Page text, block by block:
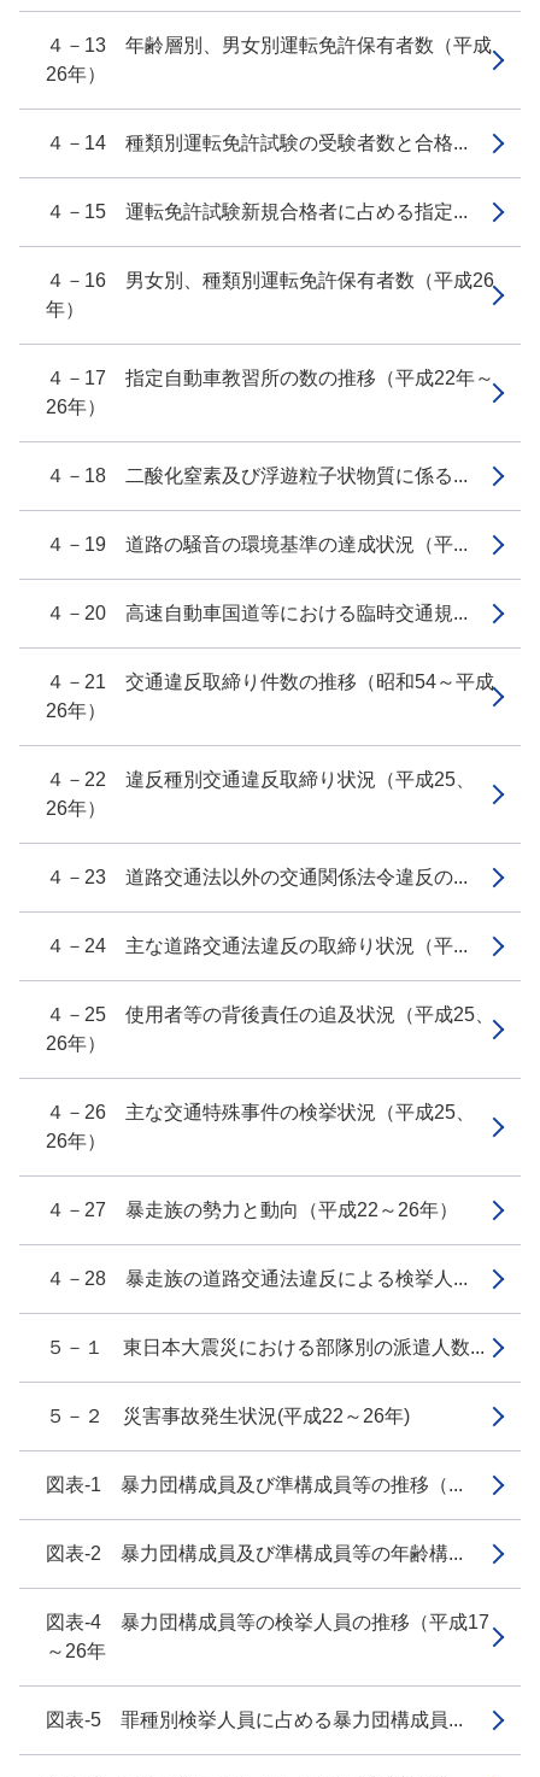
４－13 年齢層別、男女別運転免許保有者数（平成
26年）
４－14 種類別運転免許試験の受験者数と合格...
４－15 運転免許試験新規合格者に占める指定...
４－16 男女別、種類別運転免許保有者数（平成26
年）
４－17 指定自動車教習所の数の推移（平成22年～
26年）
４－18 二酸化窒素及び浮遊粒子状物質に係る...
４－19 道路の騒音の環境基準の達成状況（平...
４－20 高速自動車国道等における臨時交通規...
４－21 交通違反取締り件数の推移（昭和54～平成
26年）
４－22 違反種別交通違反取締り状況（平成25、
26年）
４－23 道路交通法以外の交通関係法令違反の...
４－24 主な道路交通法違反の取締り状況（平...
４－25 使用者等の背後責任の追及状況（平成25、
26年）
４－26 主な交通特殊事件の検挙状況（平成25、
26年）
４－27 暴走族の勢力と動向（平成22～26年）
４－28 暴走族の道路交通法違反による検挙人...
５－１ 東日本大震災における部隊別の派遣人数...
５－２ 災害事故発生状況(平成22～26年)
図表-1 暴力団構成員及び準構成員等の推移（...
図表-2 暴力団構成員及び準構成員等の年齢構...
図表-4 暴力団構成員等の検挙人員の推移（平成17
～26年
図表-5 罪種別検挙人員に占める暴力団構成員...